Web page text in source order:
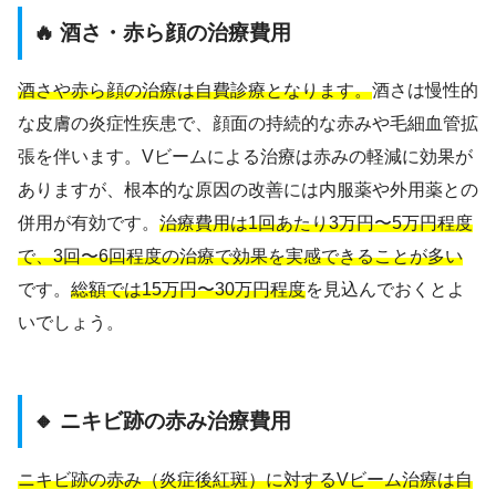
🔥 酒さ・赤ら顔の治療費用
酒さや赤ら顔の治療は自費診療となります。酒さは慢性的
な皮膚の炎症性疾患で、顔面の持続的な赤みや毛細血管拡
張を伴います。Vビームによる治療は赤みの軽減に効果が
ありますが、根本的な原因の改善には内服薬や外用薬との
併用が有効です。 治療費用は1回あたり3万円〜5万円程度
で、3回〜6回程度の治療で効果を実感できることが多い
です。 総額では15万円〜30万円程度を見込んでおくとよ
いでしょう。
🔸 ニキビ跡の赤み治療費用
ニキビ跡の赤み（炎症後紅斑）に対するVビーム治療は自